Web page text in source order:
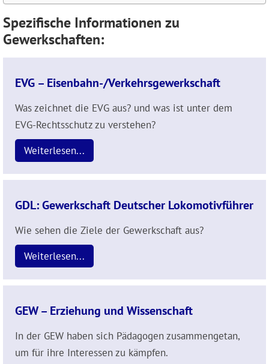
Spezifische Informationen zu
Gewerkschaften:
EVG – Eisenbahn-/Verkehrsgewerkschaft
Was zeichnet die EVG aus? und was ist unter dem
EVG-Rechtsschutz zu verstehen?
Weiterlesen...
GDL: Gewerkschaft Deutscher Lokomotivführer
Wie sehen die Ziele der Gewerkschaft aus?
Weiterlesen...
GEW – Erziehung und Wissenschaft
In der GEW haben sich Pädagogen zusammengetan,
um für ihre Interessen zu kämpfen.